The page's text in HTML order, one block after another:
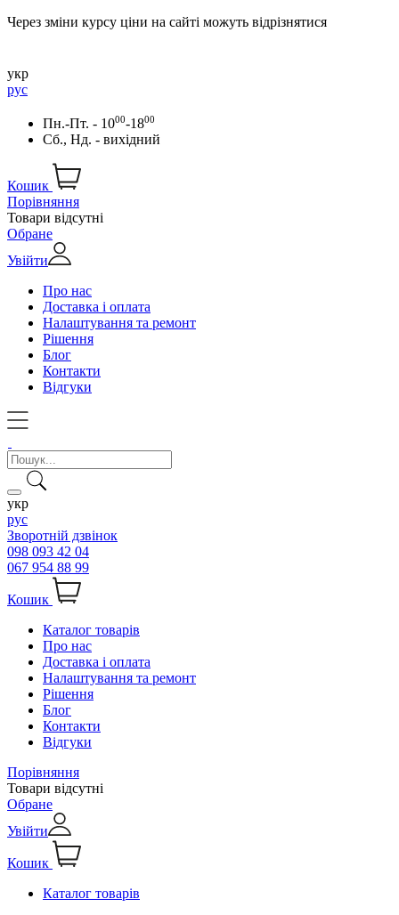
Через зміни курсу ціни на сайті можуть відрізнятися
укр
рус
Пн.-Пт. - 1000-1800
Сб., Нд. - вихідний
Кошик
Порівняння
Товари відсутні
Обране
Увійти
Про нас
Доставка і оплата
Налаштування та ремонт
Рішення
Блог
Контакти
Відгуки
укр
рус
Зворотній дзвінок
098 093 42 04
067 954 88 99
Кошик
Каталог товарів
Про нас
Доставка і оплата
Налаштування та ремонт
Рішення
Блог
Контакти
Відгуки
Порівняння
Товари відсутні
Обране
Увійти
Кошик
Каталог товарів